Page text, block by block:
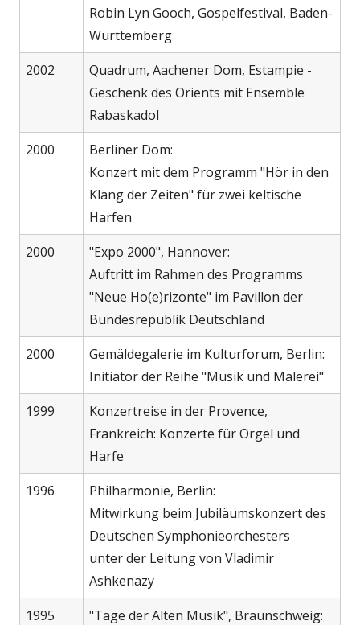
Robin Lyn Gooch, Gospelfestival, Baden-
Württemberg
2002
Quadrum, Aachener Dom, Estampie -
Geschenk des Orients mit Ensemble
Rabaskadol
2000
Berliner Dom:
Konzert mit dem Programm "Hör in den
Klang der Zeiten" für zwei keltische
Harfen
2000
"Expo 2000", Hannover:
Auftritt im Rahmen des Programms
"Neue Ho(e)rizonte" im Pavillon der
Bundesrepublik Deutschland
2000
Gemäldegalerie im Kulturforum, Berlin:
Initiator der Reihe "Musik und Malerei"
1999
Konzertreise in der Provence,
Frankreich: Konzerte für Orgel und
Harfe
1996
Philharmonie, Berlin:
Mitwirkung beim Jubiläumskonzert des
Deutschen Symphonieorchesters
unter der Leitung von Vladimir
Ashkenazy
1995
"Tage der Alten Musik", Braunschweig: